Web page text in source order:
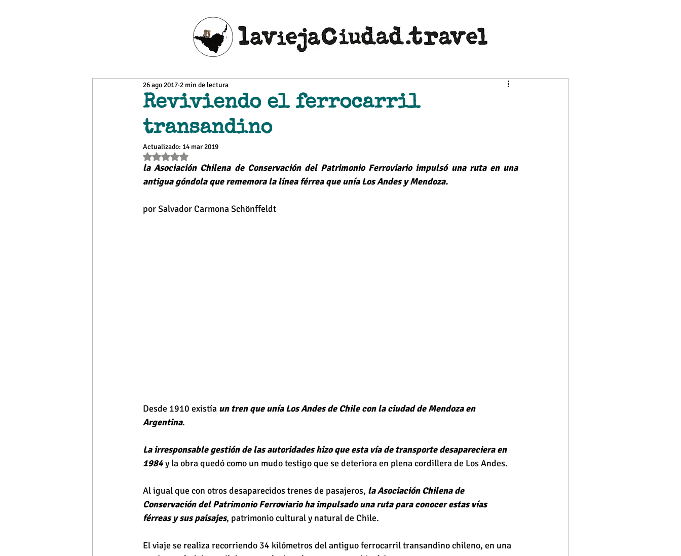
Reviviendo el ferrocarril
transandino
26 ago 2017 2 min de lectura
Actualizado: 14 mar 2019
Obtuvo NaN de 5 estrellas.
la Asociación Chilena de Conservación del Patrimonio Ferroviario impulsó una ruta en una
antigua góndola que rememora la línea férrea que unía Los Andes y Mendoza.
por Salvador Carmona Schönffeldt
Desde 1910 existía un tren que unía Los Andes de Chile con la ciudad de Mendoza en
Argentina.
La irresponsable gestión de las autoridades hizo que esta vía de transporte desapareciera en
1984 y la obra quedó como un mudo testigo que se deteriora en plena cordillera de Los Andes.
Al igual que con otros desaparecidos trenes de pasajeros, la Asociación Chilena de
Conservación del Patrimonio Ferroviario ha impulsado una ruta para conocer estas vías
férreas y sus paisajes, patrimonio cultural y natural de Chile.
El viaje se realiza recorriendo 34 kilómetros del antiguo ferrocarril transandino chileno, en una